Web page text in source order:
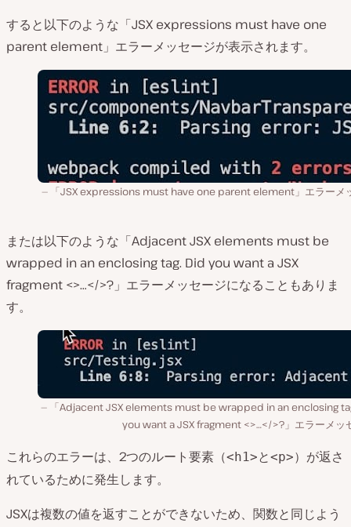
すると以下のような「JSX expressions must have one
parent element」エラーメッセージが表示されます。
「JSX expressions must have one parent element」エラーメ
または以下のような「Adjacent JSX elements must be
wrapped in an enclosing tag. Did you want a JSX
fragment <>…</>?」エラーメッセージになることもありま
す。
「Adjacent JSX elements must be wrapped in an enclosing
you want a JSX fragment <>…</>?」エラーメッ
これらのエラーは、2つのルート要素（<h1>と<p>）が返さ
れているために発生します。
JSXは複数の値を返すことができないため、関数と同じよう